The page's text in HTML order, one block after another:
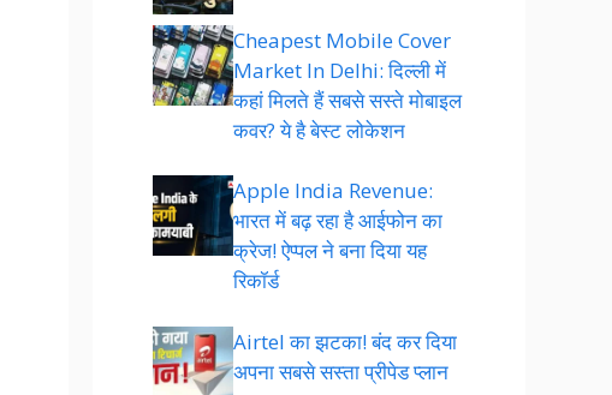
Cheapest Mobile Cover
Market In Delhi: दिल्ली में
कहां मिलते हैं सबसे सस्ते मोबाइल
कवर? ये है बेस्ट लोकेशन
Apple India Revenue:
भारत में बढ़ रहा है आईफोन का
क्रेज! ऐप्पल ने बना दिया यह
रिकॉर्ड
Airtel का झटका! बंद कर दिया
अपना सबसे सस्ता प्रीपेड प्लान